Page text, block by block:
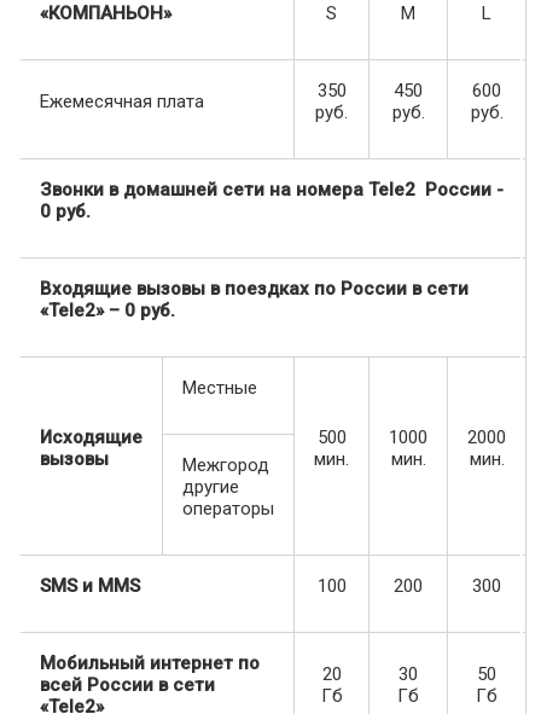
«КОМПАНЬОН» S M L
Ежемесячная плата
350
руб.
450
руб.
600
руб.
Звонки в домашней сети на номера Tele2 России -
0 руб.
Входящие вызовы в поездках по России в сети
«Tele2» – 0 руб.
Исходящие
вызовы
Местные
500
мин.
1000
мин.
2000
мин.
Межгород
другие
операторы
SMS и ММS 100 200 300
Мобильный интернет по
всей России в сети
«Tele2»
20
Гб
30
Гб
50
Гб